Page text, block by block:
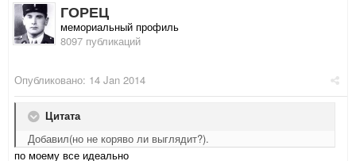
ГОРЕЦ
мемориальный профиль
8097 публикаций
Опубликовано: 14 Jan 2014
Цитата
Добавил(но не коряво ли выглядит?).
по моему все идеально